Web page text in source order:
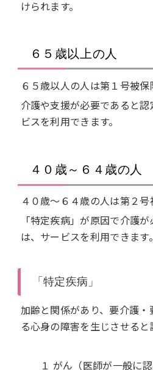
けられます。
６５歳以上の人
６５歳以人の人は第１号被保
介護や支援が必要であると
ビスを利用できます。
４０歳～６４歳の人
４０歳～６４歳の人は第２号
「特定疾病」が原因で介護
は、サービスを利用できます。
「特定疾病」
加齢と関係があり、要介護
る心身の障害を生じさせる
１ がん（医師が一般に認